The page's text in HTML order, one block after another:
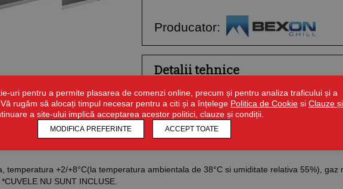
uri pentru a permite plasarea de comenzi online, precum și pentru analiza traficului și a
rugăm să alocați timpul necesar pentru a citi și a înțelege Politica de Cookie si Clauze și
a site-ului implică acceptarea acestor politici, clauze și condiții.
MODIFICA PREFERINTE ACCEPT TOATE
Producator:
Detalii tehnice
+2/+8°C(la temperatura ambientala de 38°C si umiditate relativa 55%), gaz
NU SUNT INCLUSE.